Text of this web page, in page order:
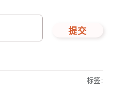
提交
标签: